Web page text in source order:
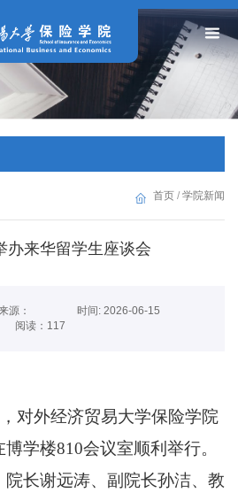
首页 / 学院新闻
办来华留学生座谈会
源：
时间: 2026-06-15
阅读： 117
对外经济贸易大学保险学院
学楼810会议室顺利举行。
长谢远涛、副院长孙洁、教